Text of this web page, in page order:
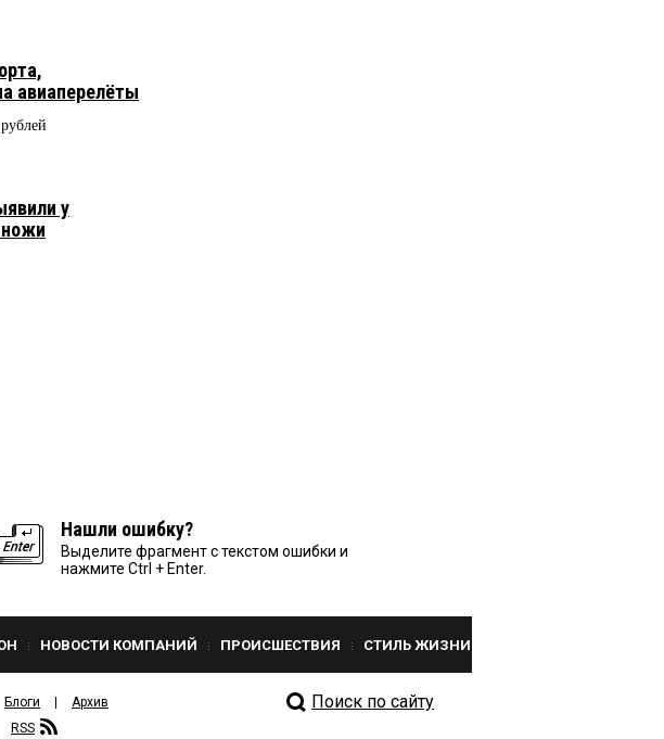
авиаперелёты
у
Нашли ошибку?
Выделите фрагмент с текстом ошибки и
нажмите Ctrl + Enter.
НОВОСТИ КОМПАНИЙ ПРОИСШЕСТВИЯ СТИЛЬ ЖИЗНИ
Блоги
Архив
RSS
Поиск по сайту